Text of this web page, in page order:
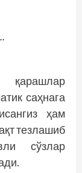
қарашлар
саҳнага
ҳам
тезлашиб
сўзлар